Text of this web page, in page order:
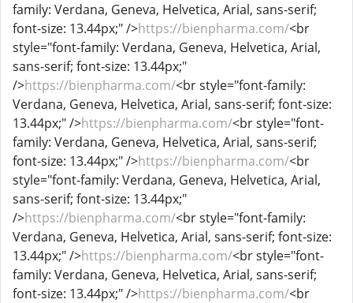
family: Verdana, Geneva, Helvetica, Arial, sans-serif;
font-size: 13.44px;" />https://bienpharma.com/<br
style="font-family: Verdana, Geneva, Helvetica, Arial,
sans-serif; font-size: 13.44px;"
/>https://bienpharma.com/<br style="font-family:
Verdana, Geneva, Helvetica, Arial, sans-serif; font-size:
13.44px;" />https://bienpharma.com/<br style="font-
family: Verdana, Geneva, Helvetica, Arial, sans-serif;
font-size: 13.44px;" />https://bienpharma.com/<br
style="font-family: Verdana, Geneva, Helvetica, Arial,
sans-serif; font-size: 13.44px;"
/>https://bienpharma.com/<br style="font-family:
Verdana, Geneva, Helvetica, Arial, sans-serif; font-size:
13.44px;" />https://bienpharma.com/<br style="font-
family: Verdana, Geneva, Helvetica, Arial, sans-serif;
font-size: 13.44px;" />https://bienpharma.com/<br